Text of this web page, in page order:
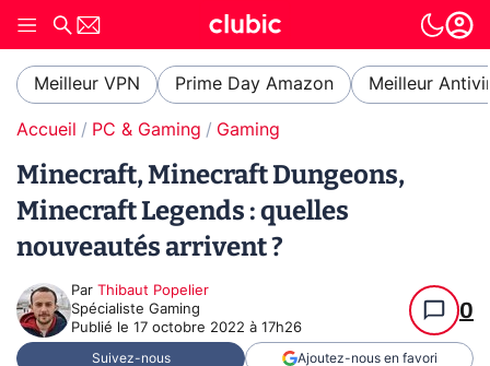
Meilleur VPN Prime Day Amazon Meilleur
Accueil PC & Gaming Gaming
Minecraft, Minecraft Dungeons,
Minecraft Legends : quelles
nouveautés arrivent ?
Par Thibaut Popelier
Spécialiste Gaming
Publié le 17 octobre 2022 à 17h26
0
Suivez-nous Ajoutez-nous en favori